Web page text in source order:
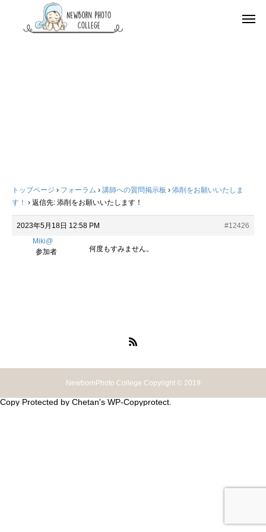
トップページ › フォーラム › 講師への質問掲示板 › 添削をお願いいたしま
す！ › 返信先: 添削をお願いいたします！
2023年5月18日 12:58 PM
#12426
Miki@
参加者
何度もすみません。
NewbornPhoto College Copyright © 2019
Copy Protected by Chetan's WP-Copyprotect